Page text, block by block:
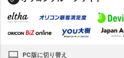
PC版に切り替え